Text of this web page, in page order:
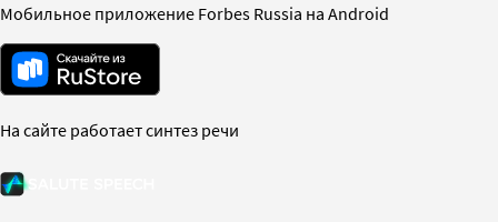
Мобильное приложение Forbes Russia на Android
На сайте работает синтез речи